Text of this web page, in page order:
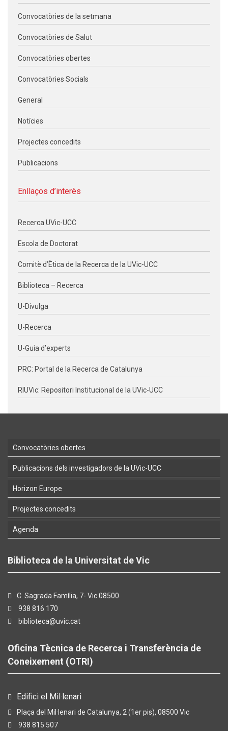
Convocatòries de la setmana
Convocatòries de Salut
Convocatòries obertes
Convocatòries Socials
General
Notícies
Projectes concedits
Publicacions
Enllaços d’interès
Recerca UVic-UCC
Escola de Doctorat
Comitè d’Ètica de la Recerca de la UVic-UCC
Biblioteca – Recerca
U-Divulga
U-Recerca
U-Guia d’experts
PRC: Portal de la Recerca de Catalunya
RIUVic: Repositori Institucional de la UVic-UCC
Convocatòries obertes
Publicacions dels investigadors de la UVic-UCC
Horizon Europe
Projectes concedits
Agenda
Biblioteca de la Universitat de Vic
C. Sagrada Família, 7- Vic 08500
938 816 170
biblioteca@uvic.cat
Oficina Tècnica de Recerca i Transferència de
Coneixement (OTRI)
Edifici el Mil·lenari
Plaça del Mil·lenari de Catalunya, 2 (1er pis), 08500 Vic
938 815 507